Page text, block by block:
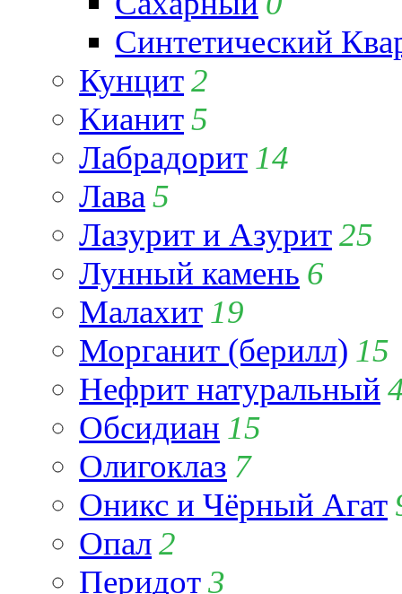
Синтетический
Кунцит2
Кианит5
Лабрадорит 14
Лава 5
Лазурит и Азурит25
Лунный камень 6
Малахит 19
Морганит (берилл) 15
Нефрит натуральный
Обсидиан 15
Олигоклаз 7
Оникс и Чёрный Агат
Опал2
Перидот3